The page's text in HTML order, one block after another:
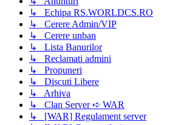
↳ Echipa RS.WORLDCS.RO
↳ Cerere Admin/VIP
↳ Cerere unban
↳ Lista Banurilor
↳ Reclamati admini
↳ Propuneri
↳ Discuti Libere
↳ Arhiva
↳ Clan Server ➪ WAR
↳ [WAR] Regulament server